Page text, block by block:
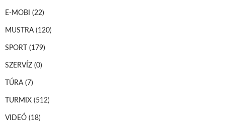
E-MOBI (22)
MUSTRA (120)
SPORT (179)
SZERVÍZ (0)
TÚRA (7)
TURMIX (512)
VIDEÓ (18)